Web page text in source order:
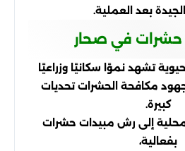
الجيدة بعد العملية.
في صحار
تشهد نموًا سكانيًا وزراعيًا
جهود مكافحة الحشرات تحديات
كبيرة.
إلى رش مبيدات حشرات
بفعالية،